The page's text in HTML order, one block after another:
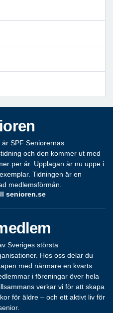
är SPF Seniorernas
och den kommer ut med
per år. Upplagan är nu uppe i
Tidningen är en
medlemsförmån.
senioren.se
Sveriges största
Hos oss delar du
med närmare en kvarts
i föreningar över hela
verkar vi för att skapa
för äldre – och ett aktivt liv för